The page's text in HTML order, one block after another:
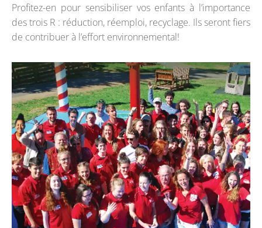
Profitez-en pour sensibiliser vos enfants à l’importance
des trois R : réduction, réemploi, recyclage. Ils seront fiers
de contribuer à l’effort environnemental!